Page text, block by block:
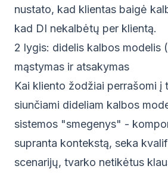
nustato, kad klientas baigė
kad DI nekalbėtų per klientą.
2 lygis: didelis kalbos modelis
mąstymas ir atsakymas
Kai kliento žodžiai perrašomi į
siunčiami dideliam kalbos
sistemos "smegenys" -
supranta kontekstą, seka
scenarijų, tvarko netikėtus